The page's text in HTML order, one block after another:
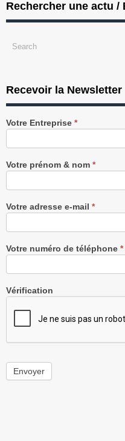
Rechercher une actu /
Recevoir la Newsletter
Recevez
notre
gratuitement
Votre Entreprise *
Votre prénom & nom *
Votre adresse e-mail *
Votre numéro de téléphone *
Vérification
Envoyer